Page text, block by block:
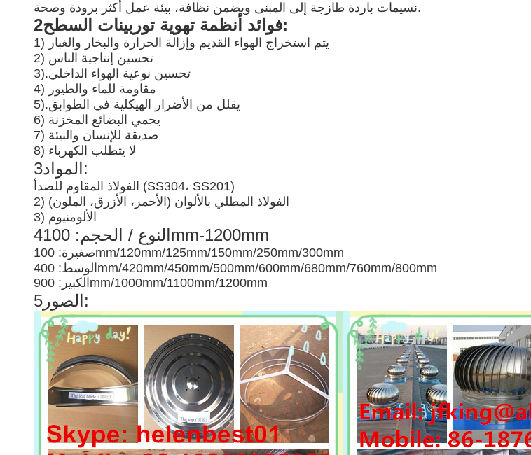
نسيمات باردة طازجة إلى المبنى ويضمن نظافة، بيئة عمل أكثر برودة وصحة.
2فوائد أنظمة تهوية توربينات السطح:
1) يتم استخراج الهواء القديم وإزالة الحرارة والبخار والغبار
2) تحسين إنتاجية الناس
3).تحسين نوعية الهواء الداخلي
4) مقاومة للماء والطيور
5).يقلل من الأضرار الهيكلية في الطوابق
6) يحمي البضائع المخزنة
7) صديقة للإنسان والبيئة
8) لا يتطلب الكهرباء
3المواد:
الفولاذ المقاوم للصدأ (SS304، SS201)
2) الفولاذ المطلي بالألوان (الأحمر، الأزرق، الملون)
3) الألومنيوم
4النوع / الحجم: 100mm-1200mm
صغيرة: 100mm/120mm/125mm/150mm/250mm/300mm
الوسط: 400mm/420mm/450mm/500mm/600mm/680mm/760mm/800mm
الكبير: 900mm/1000mm/1100mm/1200mm
5الصور: